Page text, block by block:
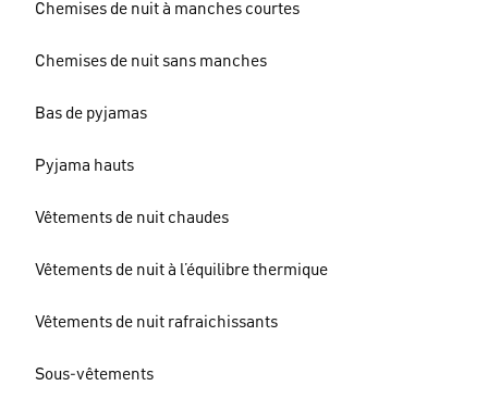
Chemises de nuit à manches courtes
Chemises de nuit sans manches
Bas de pyjamas
Pyjama hauts
Vêtements de nuit chaudes
Vêtements de nuit à l’équilibre thermique
Vêtements de nuit rafraichissants
Sous-vêtements